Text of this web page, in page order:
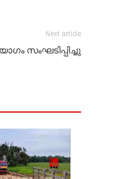
Next article
സംഘടിപ്പിച്ചു